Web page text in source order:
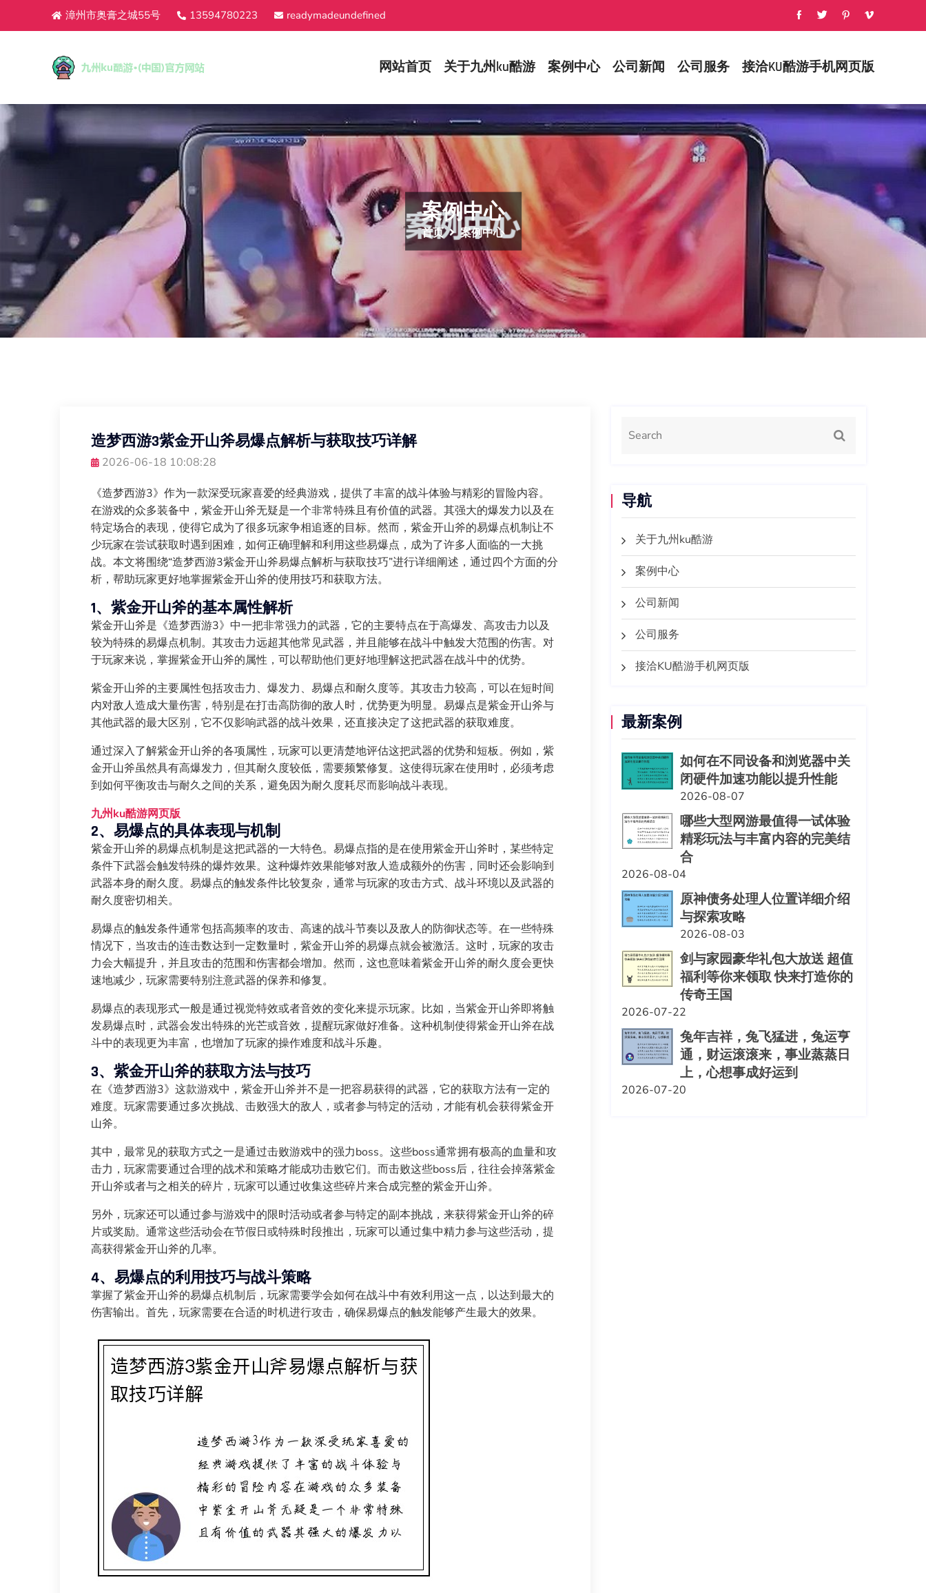
漳州市奥膏之城55号 13594780223 readymadeundefined
网站首页 关于九州ku酷游 案例中心 公司新闻 公司服务 接洽KU酷游手机网页版
案例中心
首页 案例中心
造梦西游3紫金开山斧易爆点解析与获取技巧详解
2026-06-18 10:08:28
《造梦西游3》作为一款深受玩家喜爱的经典游戏，提供了丰富的战斗体验与精彩的冒险内容。
在游戏的众多装备中，紫金开山斧无疑是一个非常特殊且有价值的武器。其强大的爆发力以及在
特定场合的表现，使得它成为了很多玩家争相追逐的目标。然而，紫金开山斧的易爆点机制让不
少玩家在尝试获取时遇到困难，如何正确理解和利用这些易爆点，成为了许多人面临的一大挑
战。本文将围绕“造梦西游3紫金开山斧易爆点解析与获取技巧”进行详细阐述，通过四个方面的分
析，帮助玩家更好地掌握紫金开山斧的使用技巧和获取方法。
1、紫金开山斧的基本属性解析
紫金开山斧是《造梦西游3》中一把非常强力的武器，它的主要特点在于高爆发、高攻击力以及
较为特殊的易爆点机制。其攻击力远超其他常见武器，并且能够在战斗中触发大范围的伤害。对
于玩家来说，掌握紫金开山斧的属性，可以帮助他们更好地理解这把武器在战斗中的优势。
紫金开山斧的主要属性包括攻击力、爆发力、易爆点和耐久度等。其攻击力较高，可以在短时间
内对敌人造成大量伤害，特别是在打击高防御的敌人时，优势更为明显。易爆点是紫金开山斧与
其他武器的最大区别，它不仅影响武器的战斗效果，还直接决定了这把武器的获取难度。
通过深入了解紫金开山斧的各项属性，玩家可以更清楚地评估这把武器的优势和短板。例如，紫
金开山斧虽然具有高爆发力，但其耐久度较低，需要频繁修复。这使得玩家在使用时，必须考虑
到如何平衡攻击与耐久之间的关系，避免因为耐久度耗尽而影响战斗表现。
九州ku酷游网页版
2、易爆点的具体表现与机制
紫金开山斧的易爆点机制是这把武器的一大特色。易爆点指的是在使用紫金开山斧时，某些特定
条件下武器会触发特殊的爆炸效果。这种爆炸效果能够对敌人造成额外的伤害，同时还会影响到
武器本身的耐久度。易爆点的触发条件比较复杂，通常与玩家的攻击方式、战斗环境以及武器的
耐久度密切相关。
易爆点的触发条件通常包括高频率的攻击、高速的战斗节奏以及敌人的防御状态等。在一些特殊
情况下，当攻击的连击数达到一定数量时，紫金开山斧的易爆点就会被激活。这时，玩家的攻击
力会大幅提升，并且攻击的范围和伤害都会增加。然而，这也意味着紫金开山斧的耐久度会更快
速地减少，玩家需要特别注意武器的保养和修复。
易爆点的表现形式一般是通过视觉特效或者音效的变化来提示玩家。比如，当紫金开山斧即将触
发易爆点时，武器会发出特殊的光芒或音效，提醒玩家做好准备。这种机制使得紫金开山斧在战
斗中的表现更为丰富，也增加了玩家的操作难度和战斗乐趣。
3、紫金开山斧的获取方法与技巧
在《造梦西游3》这款游戏中，紫金开山斧并不是一把容易获得的武器，它的获取方法有一定的
难度。玩家需要通过多次挑战、击败强大的敌人，或者参与特定的活动，才能有机会获得紫金开
山斧。
其中，最常见的获取方式之一是通过击败游戏中的强力boss。这些boss通常拥有极高的血量和攻
击力，玩家需要通过合理的战术和策略才能成功击败它们。而击败这些boss后，往往会掉落紫金
开山斧或者与之相关的碎片，玩家可以通过收集这些碎片来合成完整的紫金开山斧。
另外，玩家还可以通过参与游戏中的限时活动或者参与特定的副本挑战，来获得紫金开山斧的碎
片或奖励。通常这些活动会在节假日或特殊时段推出，玩家可以通过集中精力参与这些活动，提
高获得紫金开山斧的几率。
4、易爆点的利用技巧与战斗策略
掌握了紫金开山斧的易爆点机制后，玩家需要学会如何在战斗中有效利用这一点，以达到最大的
伤害输出。首先，玩家需要在合适的时机进行攻击，确保易爆点的触发能够产生最大的效果。
导航
关于九州ku酷游
案例中心
公司新闻
公司服务
接洽KU酷游手机网页版
最新案例
如何在不同设备和浏览器中关
闭硬件加速功能以提升性能
2026-08-07
哪些大型网游最值得一试体验
精彩玩法与丰富内容的完美结
合
2026-08-04
原神债务处理人位置详细介绍
与探索攻略
2026-08-03
剑与家园豪华礼包大放送 超值
福利等你来领取 快来打造你的
传奇王国
2026-07-22
兔年吉祥，兔飞猛进，兔运亨
通，财运滚滚来，事业蒸蒸日
上，心想事成好运到
2026-07-20